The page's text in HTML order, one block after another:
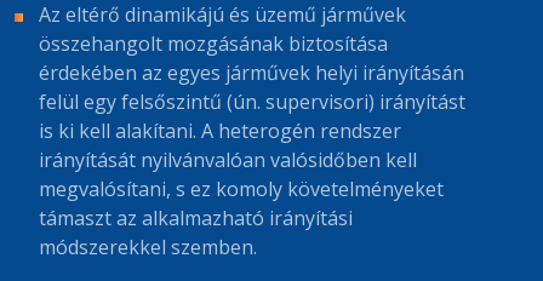
Az eltérő dinamikájú és üzemű járművek
összehangolt mozgásának biztosítása
érdekében az egyes járművek helyi irányításán
felül egy felsőszintű (ún. supervisori) irányítást
is ki kell alakítani. A heterogén rendszer
irányítását nyilvánvalóan valósidőben kell
megvalósítani, s ez komoly követelményeket
támaszt az alkalmazható irányítási
módszerekkel szemben.